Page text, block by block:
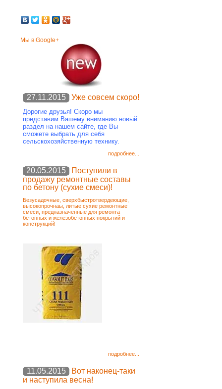
Мы в Google+
27.11.2015 Уже совсем скоро!
Дорогие друзья! Скоро мы
представим Вашему вниманию новый
раздел на нашем сайте, где Вы
сможете выбрать для себя
сельскохозяйственную технику.
подробнее...
20.05.2015
Поступили в
продажу ремонтные составы
по бетону (сухие смеси)!
Безусадочные, сверхбыстротвердеющие,
высокопрочнаы, литые сухие ремонтные
смеси, предназначенные для ремонта
бетонных и железобетонных покрытий и
конструкций!
подробнее...
11.05.2015
Вот наконец-таки
и наступила весна!